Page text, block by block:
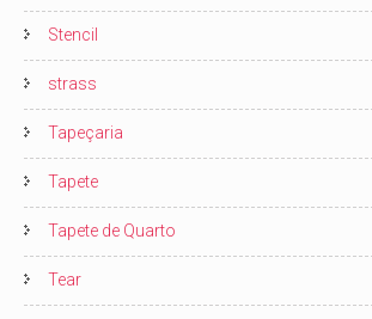
Stencil
strass
Tapeçaria
Tapete
Tapete de Quarto
Tear